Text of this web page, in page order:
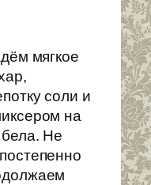
мягкое
соли и
на
Не